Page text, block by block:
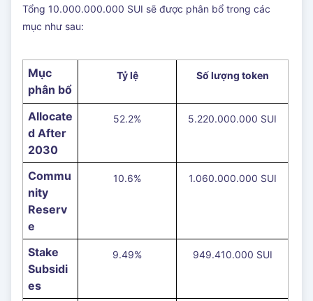
Tổng 10.000.000.000 SUI sẽ được phân bổ trong các
mục như sau:
Mục
phân bổ
Tỷ lệ Số lượng token
Allocate
d After
2030
52.2% 5.220.000.000 SUI
Commu
nity
Reserv
e
10.6% 1.060.000.000 SUI
Stake
Subsidi
es
9.49% 949.410.000 SUI